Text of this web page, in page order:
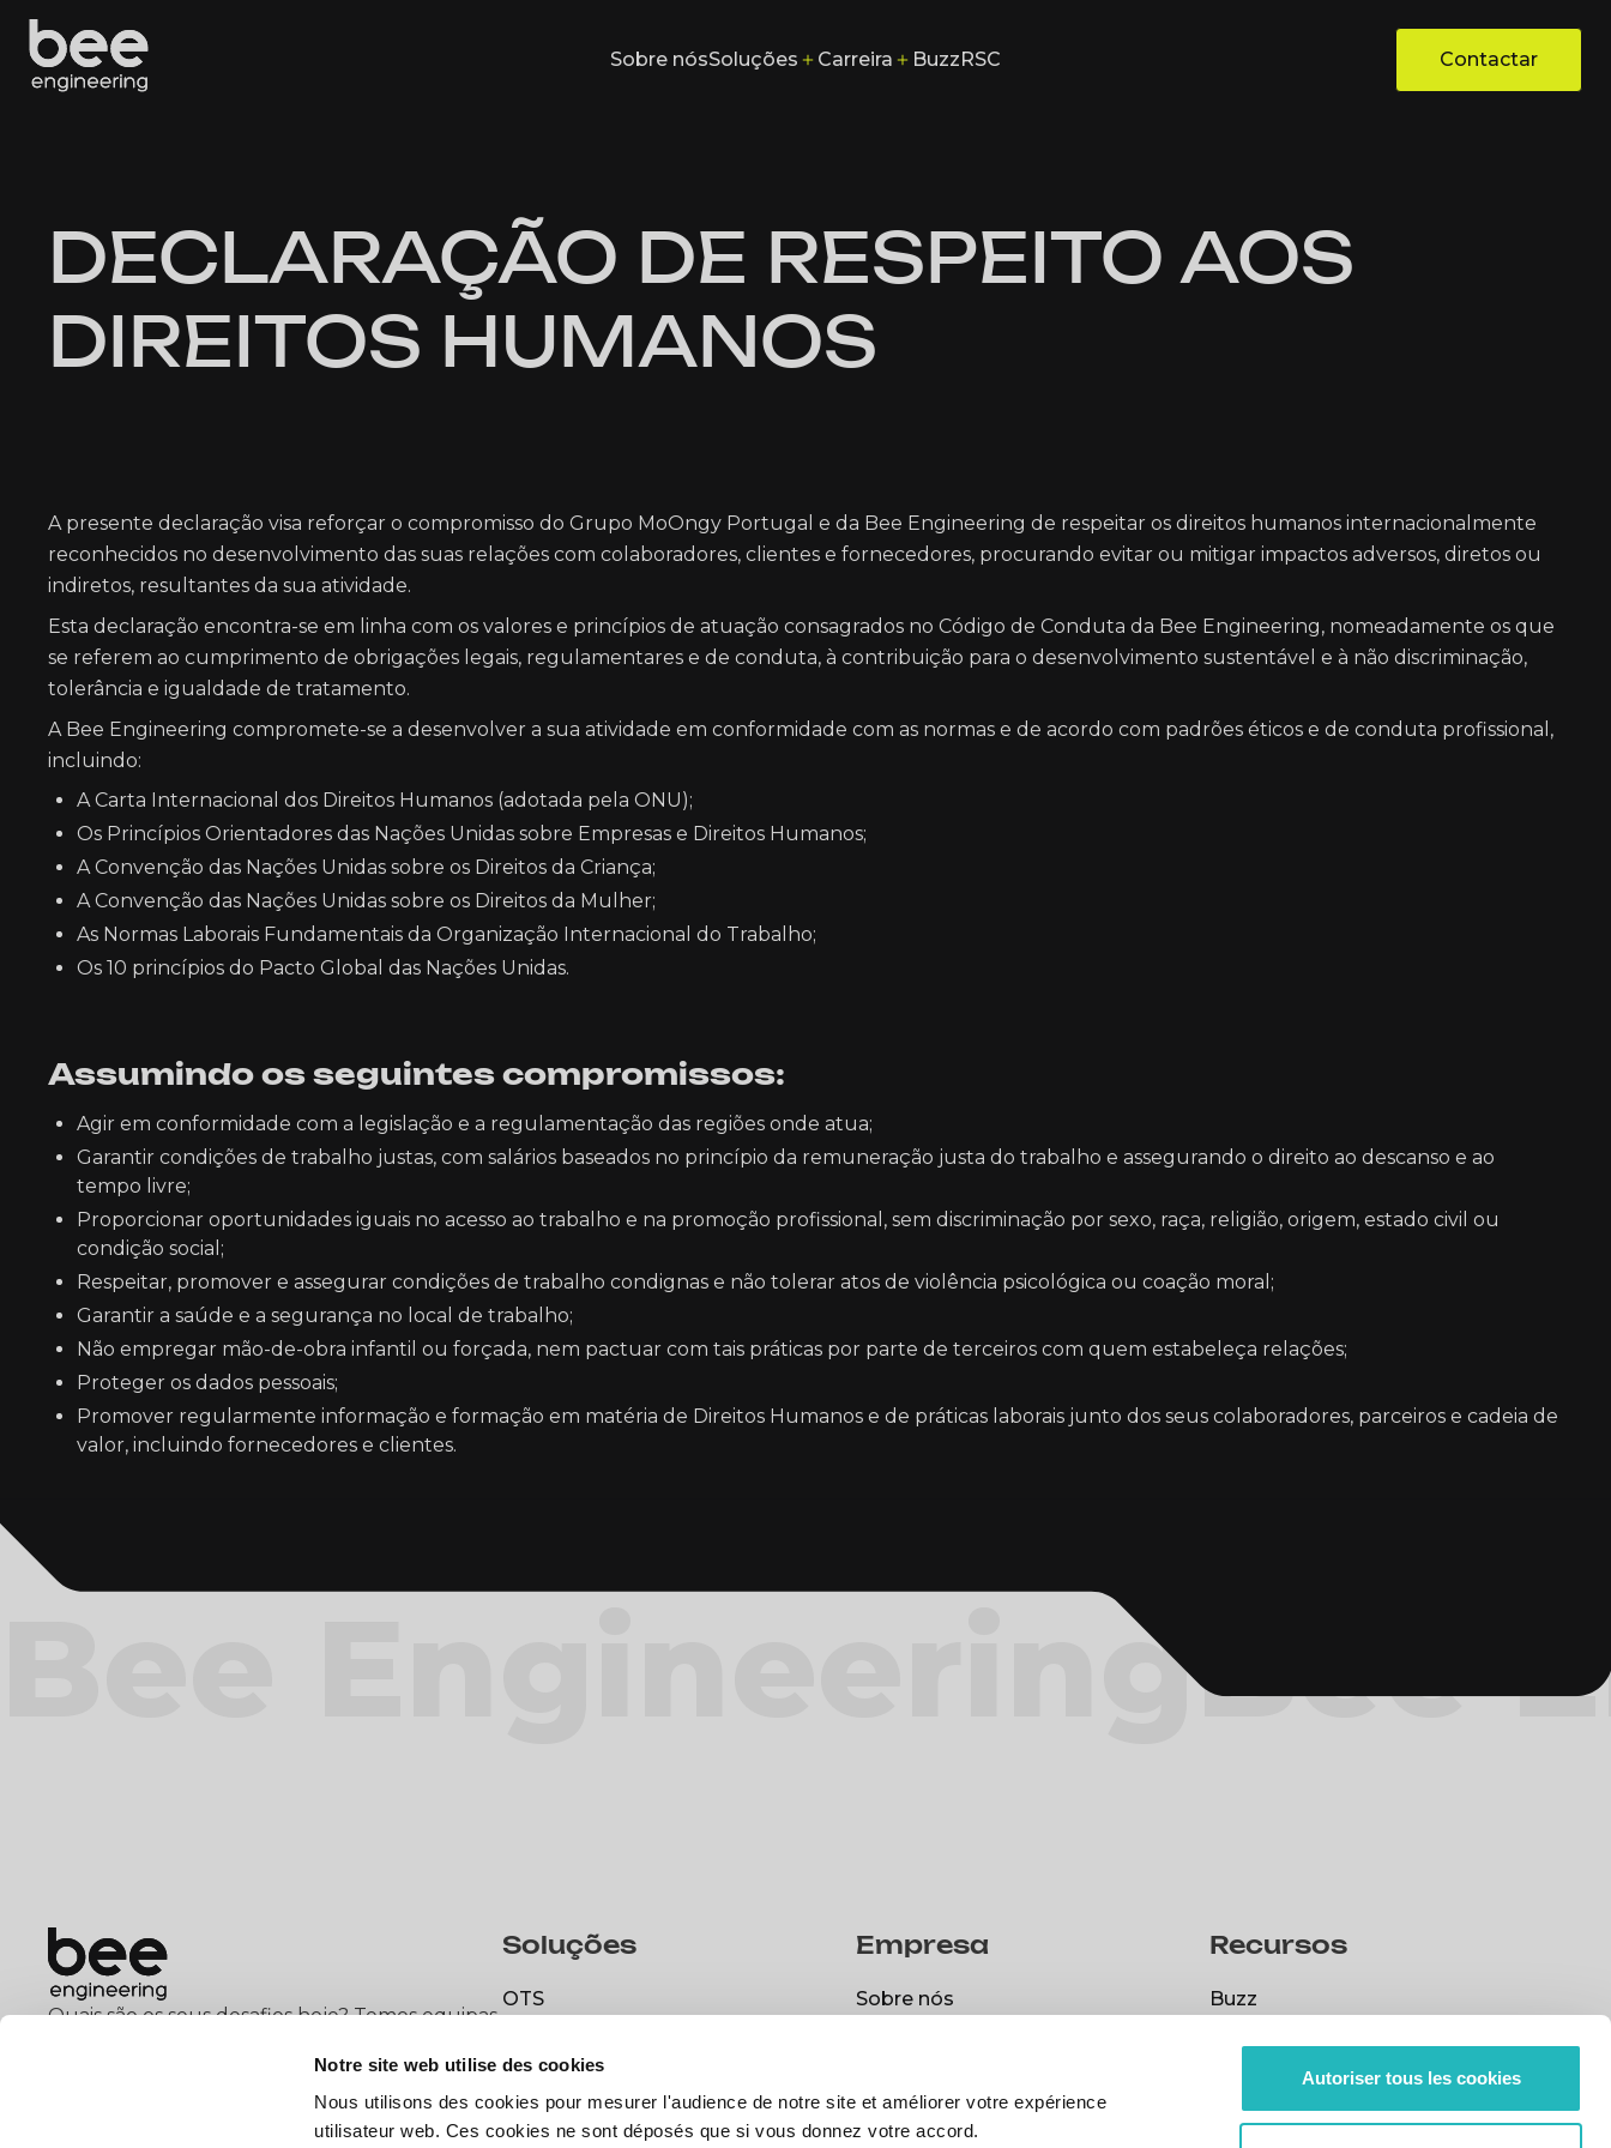
Notre site web utilise des cookies
Nous utilisons des cookies pour mesurer l'audience de notre site et améliorer votre expérience
utilisateur web. Ces cookies ne sont déposés que si vous donnez votre accord.
Autoriser tous les cookies
Sobre nósSoluções Carreira
Buzz RSC
Contactar
DECLARAÇÃO DE RESPEITO AOS
DIREITOS HUMANOS
A presente declaração visa reforçar o compromisso do Grupo MoOngy Portugal e da Bee Engineering de respeitar os direitos humanos internacionalmente
reconhecidos no desenvolvimento das suas relações com colaboradores, clientes e fornecedores, procurando evitar ou mitigar impactos adversos, diretos ou
indiretos, resultantes da sua atividade.
Esta declaração encontra-se em linha com os valores e princípios de atuação consagrados no Código de Conduta da Bee Engineering, nomeadamente os que
se referem ao cumprimento de obrigações legais, regulamentares e de conduta, à contribuição para o desenvolvimento sustentável e à não discriminação,
tolerância e igualdade de tratamento.
A Bee Engineering compromete-se a desenvolver a sua atividade em conformidade com as normas e de acordo com padrões éticos e de conduta profissional,
incluindo:
A Carta Internacional dos Direitos Humanos (adotada pela ONU);
Os Princípios Orientadores das Nações Unidas sobre Empresas e Direitos Humanos;
A Convenção das Nações Unidas sobre os Direitos da Criança;
A Convenção das Nações Unidas sobre os Direitos da Mulher;
As Normas Laborais Fundamentais da Organização Internacional do Trabalho;
Os 10 princípios do Pacto Global das Nações Unidas.
Assumindo os seguintes compromissos:
Agir em conformidade com a legislação e a regulamentação das regiões onde atua;
Garantir condições de trabalho justas, com salários baseados no princípio da remuneração justa do trabalho e assegurando o direito ao descanso e ao
tempo livre;
Proporcionar oportunidades iguais no acesso ao trabalho e na promoção profissional, sem discriminação por sexo, raça, religião, origem, estado civil ou
condição social;
Respeitar, promover e assegurar condições de trabalho condignas e não tolerar atos de violência psicológica ou coação moral;
Garantir a saúde e a segurança no local de trabalho;
Não empregar mão-de-obra infantil ou forçada, nem pactuar com tais práticas por parte de terceiros com quem estabeleça relações;
Proteger os dados pessoais;
Promover regularmente informação e formação em matéria de Direitos Humanos e de práticas laborais junto dos seus colaboradores, parceiros e cadeia de
valor, incluindo fornecedores e clientes.
Bee EngineeringBee
Quais são os seus desafios hoje? Temos equipas
Soluções
OTS
DXspark
Empresa
Sobre nós
Carreira
Vagas disponíveis
Recursos
Buzz
RSC